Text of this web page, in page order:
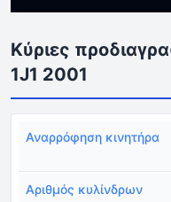
Κύριες
1J1 2001
Αναρρόφηση κινητήρα
Αριθμός κυλίνδρων